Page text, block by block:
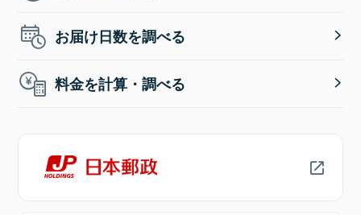
お届け日数を調べる
料金を計算・調べる